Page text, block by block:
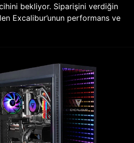
bekliyor. Siparişini verdiğin
Excalibur’unun performans ve